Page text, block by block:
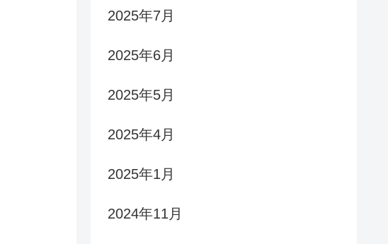
2025年7月
2025年6月
2025年5月
2025年4月
2025年1月
2024年11月